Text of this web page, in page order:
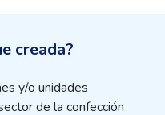
creada?
y/o unidades
de la confección